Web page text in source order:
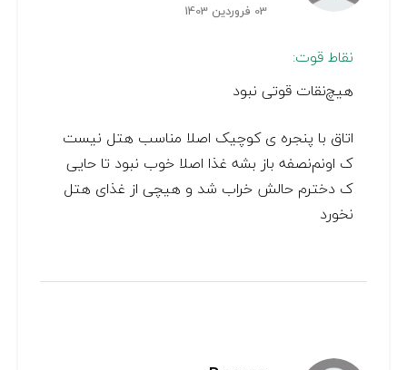
03 فروردین 1403
نقاط قوت:
هیچ‌نقات قوتی نبود
اتاق با پنجره ی کوچیک اصلا مناسب هتل نیست
ک اونم‌نصفه باز بشه غذا اصلا خوب نبود تا حایی
ک دخترم حالش خراب شد و هیچی از غذای هتل
نخورد